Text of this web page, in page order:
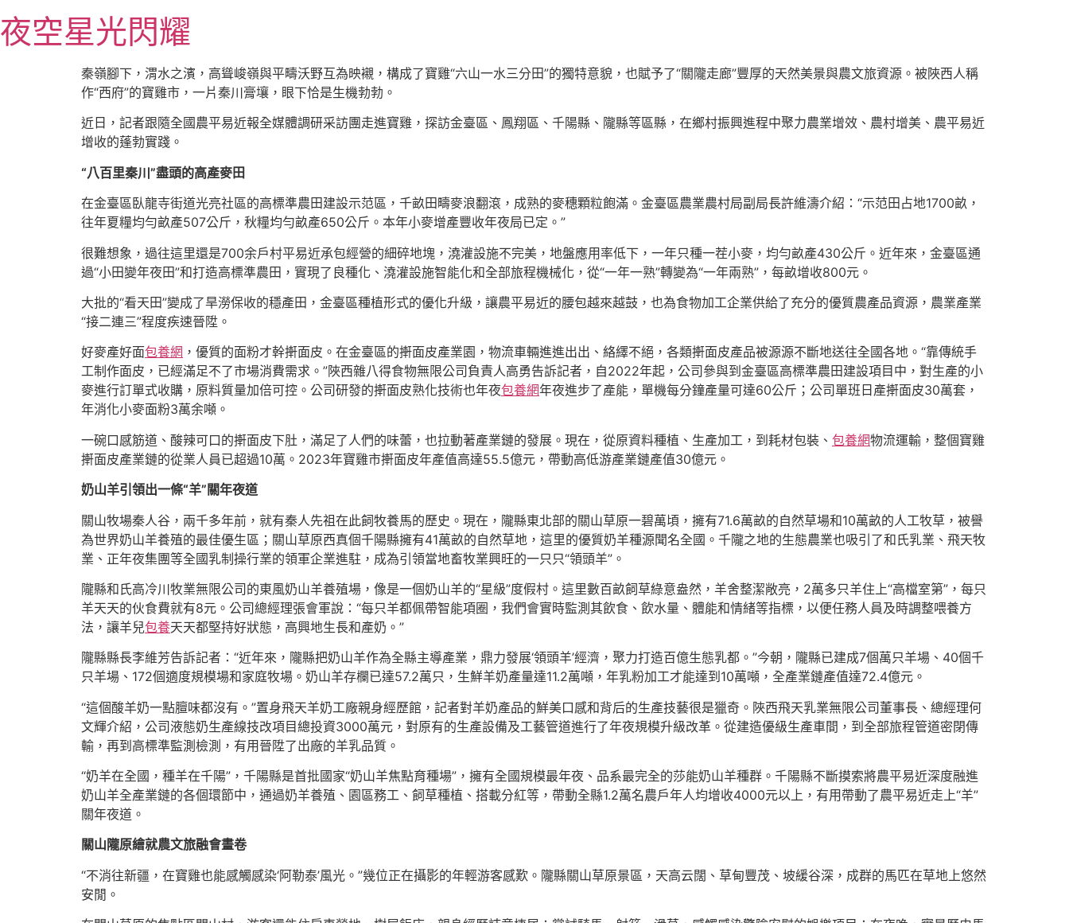
至
主
夜空星光閃耀
秦嶺腳下，渭水之濱，高聳峻嶺與平疇沃野互為映襯，構成了寶雞“六山一水三分田”的獨特意貌，也賦予了“關隴走廊”豐厚的天然美景與農文旅資源。被陜西人稱
作“西府”的寶雞市，一片秦川膏壤，眼下恰是生機勃勃。
近日，記者跟隨全國農平易近報全媒體調研采訪團走進寶雞，探訪金臺區、鳳翔區、千陽縣、隴縣等區縣，在鄉村振興進程中聚力農業增效、農村增美、農平易近
增收的蓬勃實踐。
“八百里秦川”盡頭的高產麥田
在金臺區臥龍寺街道光亮社區的高標準農田建設示范區，千畝田疇麥浪翻滾，成熟的麥穗顆粒飽滿。金臺區農業農村局副局長許維濤介紹：“示范田占地1700畝，
往年夏糧均勻畝產507公斤，秋糧均勻畝產650公斤。本年小麥增產豐收年夜局已定。”
很難想象，過往這里還是700余戶村平易近承包經營的細碎地塊，澆灌設施不完美，地盤應用率低下，一年只種一茬小麥，均勻畝產430公斤。近年來，金臺區通
過“小田變年夜田”和打造高標準農田，實現了良種化、澆灌設施智能化和全部旅程機械化，從“一年一熟”轉變為“一年兩熟”，每畝增收800元。
大批的“看天田”變成了旱澇保收的穩產田，金臺區種植形式的優化升級，讓農平易近的腰包越來越鼓，也為食物加工企業供給了充分的優質農產品資源，農業產業
“接二連三”程度疾速晉陞。
好麥產好面包養網 ，優質的面粉才幹搟面皮。在金臺區的搟面皮產業園，物流車輛進進出出、絡繹不絕，各類搟面皮產品被源源不斷地送往全國各地。“靠傳統手
工制作面皮，已經滿足不了市場消費需求。”陜西雜八得食物無限公司負責人高勇告訴記者，自2022年起，公司參與到金臺區高標準農田建設項目中，對生產的小
麥進行訂單式收購，原料質量加倍可控。公司研發的搟面皮熟化技術也年夜包養網年夜進步了產能，單機每分鐘產量可達60公斤；公司單班日產搟面皮30萬套，
年消化小麥面粉3萬余噸。
一碗口感筋道、酸辣可口的搟面皮下肚，滿足了人們的味蕾，也拉動著產業鏈的發展。現在，從原資料種植、生產加工，到耗材包裝、 包養網物流運輸，整個寶雞
搟面皮產業鏈的從業人員已超過10萬。2023年寶雞市搟面皮年產值高達55.5億元，帶動高低游產業鏈產值30億元。
奶山羊引領出一條“羊”關年夜道
關山牧場秦人谷，兩千多年前，就有秦人先祖在此飼牧養馬的歷史。現在，隴縣東北部的關山草原一碧萬頃，擁有71.6萬畝的自然草場和10萬畝的人工牧草，被譽
為世界奶山羊養殖的最佳優生區；關山草原西真個千陽縣擁有41萬畝的自然草地，這里的優質奶羊種源聞名全國。千隴之地的生態農業也吸引了和氏乳業、飛天牧
業、正年夜集團等全國乳制操行業的領軍企業進駐，成為引領當地畜牧業興旺的一只只“領頭羊”。
隴縣和氏高冷川牧業無限公司的東風奶山羊養殖場，像是一個奶山羊的“星級”度假村。這里數百畝飼草綠意盎然，羊舍整潔敞亮，2萬多只羊住上“高檔室第”，每只
羊天天的伙食費就有8元。公司總經理張會軍說：“每只羊都佩帶智能項圈，我們會實時監測其飲食、飲水量、體能和情緒等指標，以便任務人員及時調整喂養方
法，讓羊兒包養天天都堅持好狀態，高興地生長和產奶。”
隴縣縣長李維芳告訴記者：“近年來，隴縣把奶山羊作為全縣主導產業，鼎力發展‘領頭羊’經濟，聚力打造百億生態乳都。”今朝，隴縣已建成7個萬只羊場、40個千
只羊場、172個適度規模場和家庭牧場。奶山羊存欄已達57.2萬只，生鮮羊奶產量達11.2萬噸，年乳粉加工才能達到10萬噸，全產業鏈產值達72.4億元。
“這個酸羊奶一點膻味都沒有。”置身飛天羊奶工廠親身經歷館，記者對羊奶產品的鮮美口感和背后的生產技藝很是獵奇。陜西飛天乳業無限公司董事長、總經理何
文輝介紹，公司液態奶生產線技改項目總投資3000萬元，對原有的生產設備及工藝管道進行了年夜規模升級改革。從建造優級生產車間，到全部旅程管道密閉傳
輸，再到高標準監測檢測，有用晉陞了出廠的羊乳品質。
“奶羊在全國，種羊在千陽”，千陽縣是首批國家“奶山羊焦點育種場”，擁有全國規模最年夜、品系最完全的莎能奶山羊種群。千陽縣不斷摸索將農平易近深度融進
奶山羊全產業鏈的各個環節中，通過奶羊養殖、園區務工、飼草種植、搭載分紅等，帶動全縣1.2萬名農戶年人均增收4000元以上，有用帶動了農平易近走上“羊”
關年夜道。
關山隴原繪就農文旅融會畫卷
“不消往新疆，在寶雞也能感觸感染‘阿勒泰’風光。”幾位正在攝影的年輕游客感歎。隴縣關山草原景區，天高云闊、草甸豐茂、坡緩谷深，成群的馬匹在草地上悠然
安閒。